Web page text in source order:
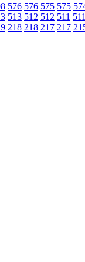
576 576 575 575
513 512 512 511 511
218 218 217 217